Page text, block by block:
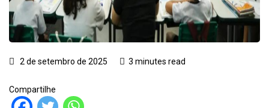
2 de setembro de 2025 3 minutes read
Compartilhe